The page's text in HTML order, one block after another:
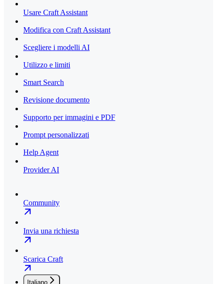
Usare Craft Assistant
Modifica con Craft Assistant
Scegliere i modelli AI
Utilizzo e limiti
Smart Search
Revisione documento
Supporto per immagini e PDF
Prompt personalizzati
Help Agent
Provider AI
Community
Invia una richiesta
Scarica Craft
Italiano